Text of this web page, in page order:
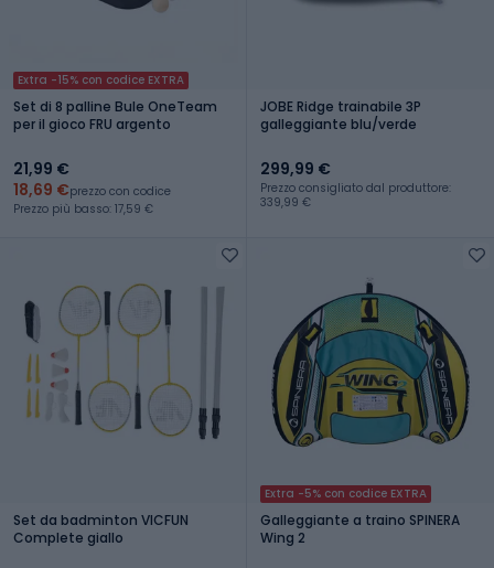
Extra -15% con codice EXTRA
Set di 8 palline Bule OneTeam
per il gioco FRU argento
21,99 €
18,69 €prezzo con codice
Prezzo più basso: 17,59 €
JOBE Ridge trainabile 3P
galleggiante blu/verde
299,99 €
Prezzo consigliato dal produttore:
339,99 €
Set da badminton VICFUN
Complete giallo
Extra -5% con codice EXTRA
Galleggiante a traino SPINERA
Wing 2